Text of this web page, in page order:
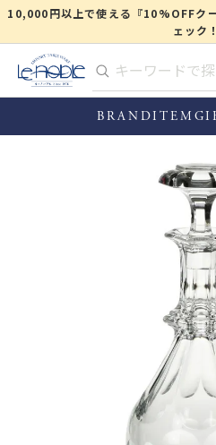
10,000円以上で使える『10%OFFク
ェック！
BRANDITEM